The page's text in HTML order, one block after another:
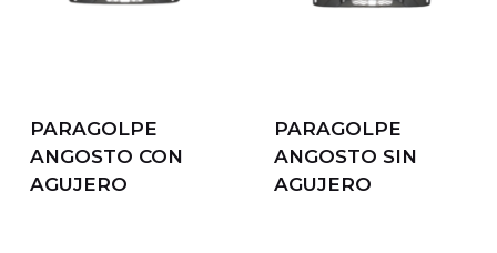
PARAGOLPE
ANGOSTO CON
AGUJERO
PARAGOLPE
ANGOSTO SIN
AGUJERO